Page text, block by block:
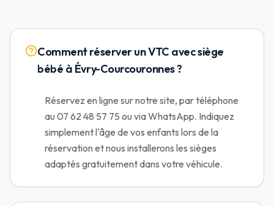
Comment réserver un VTC avec siège
bébé à Évry-Courcouronnes ?
Réservez en ligne sur notre site, par téléphone
au 07 62 48 57 75 ou via WhatsApp. Indiquez
simplement l'âge de vos enfants lors de la
réservation et nous installerons les sièges
adaptés gratuitement dans votre véhicule.